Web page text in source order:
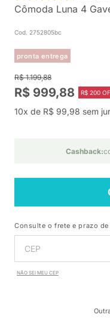
Cômoda Luna 4
Cod. 2752805bc
pronta entrega
R$ 1.199,88
R$ 999,88 R$ 200
10x de R$ 99,98 sem
Cashback:
Consulte o frete e prazo de
NÃO SEI MEU CEP